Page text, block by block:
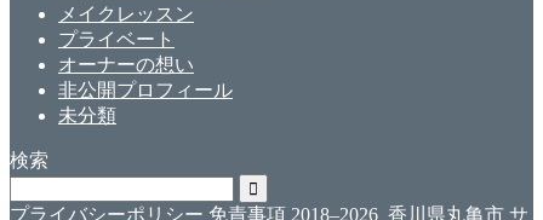
メイクレッスン
プライベート
オーナーの想い
非公開プロフィール
未分類
検索
プライバシーポリシー 免責事項 2018–2026 香川県丸亀市 サ